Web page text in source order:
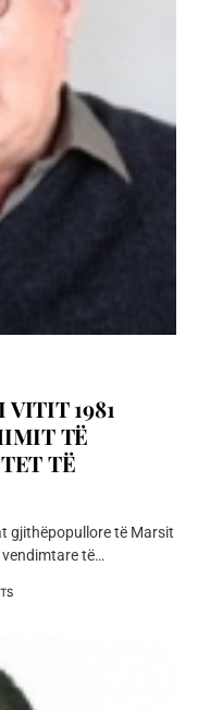
VITIT 1981
TË
TË
gjithëpopullore të Marsit
të…